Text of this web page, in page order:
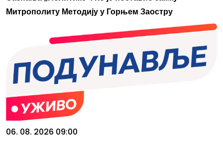
Митрополиту Методију у Горњем Заостру
06. 08. 2026 09:00